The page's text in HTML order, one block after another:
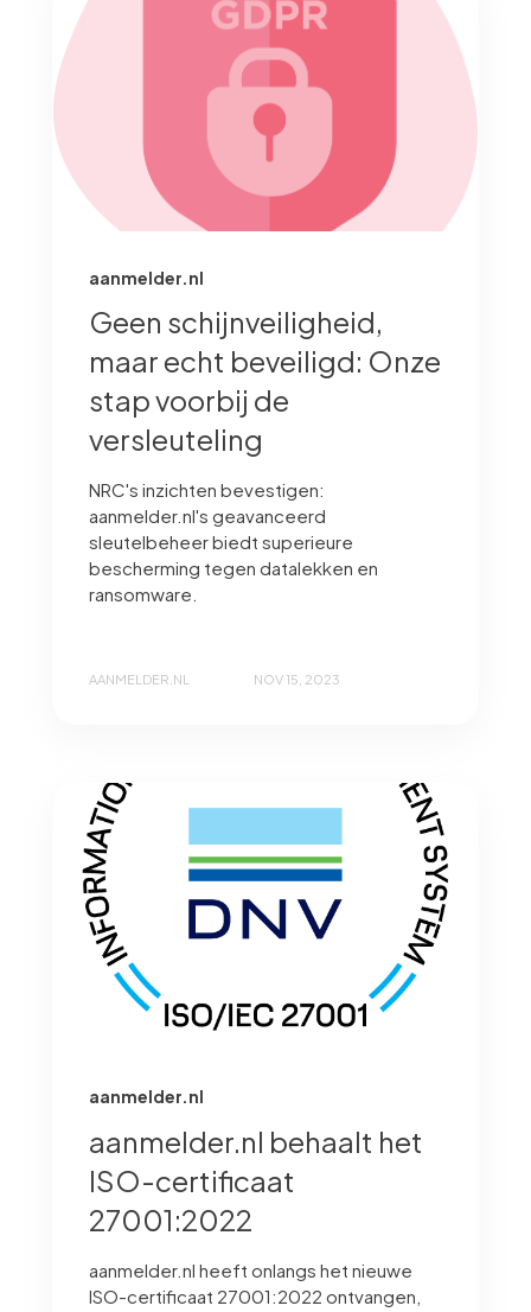
aanmelder.nl
Geen schijnveiligheid,
maar echt beveiligd: Onze
stap voorbij de
versleuteling
NRC's inzichten bevestigen:
aanmelder.nl's geavanceerd
sleutelbeheer biedt superieure
bescherming tegen datalekken en
ransomware.
AANMELDER.NL NOV 15, 2023
aanmelder.nl
aanmelder.nl behaalt het
ISO-certificaat
27001:2022
aanmelder.nl heeft onlangs het nieuwe
ISO-certificaat 27001:2022 ontvangen,